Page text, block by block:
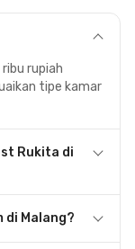
rupiah
tipe kamar
Rukita di
di Malang?